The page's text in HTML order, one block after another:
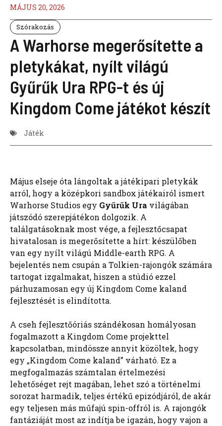
MÁJUS 20, 2026
Szórakozás
A Warhorse megerősítette a
pletykákat, nyílt világú
Gyűrűk Ura RPG-t és új
Kingdom Come játékot készít
Játék
Május elseje óta lángoltak a játékipari pletykák
arról, hogy a középkori sandbox játékairól ismert
Warhorse Studios egy Gyűrűk Ura világában
játszódó szerepjátékon dolgozik. A
találgatásoknak most vége, a fejlesztőcsapat
hivatalosan is megerősítette a hírt: készülőben
van egy nyílt világú Middle-earth RPG. A
bejelentés nem csupán a Tolkien-rajongók számára
tartogat izgalmakat, hiszen a stúdió ezzel
párhuzamosan egy új Kingdom Come kaland
fejlesztését is elindította.
A cseh fejlesztőóriás szándékosan homályosan
fogalmazott a Kingdom Come projekttel
kapcsolatban, mindössze annyit közöltek, hogy
egy „Kingdom Come kaland” várható. Ez a
megfogalmazás számtalan értelmezési
lehetőséget rejt magában, lehet szó a történelmi
sorozat harmadik, teljes értékű epizódjáról, de akár
egy teljesen más műfajú spin-offról is. A rajongók
fantáziáját most az indítja be igazán, hogy vajon a